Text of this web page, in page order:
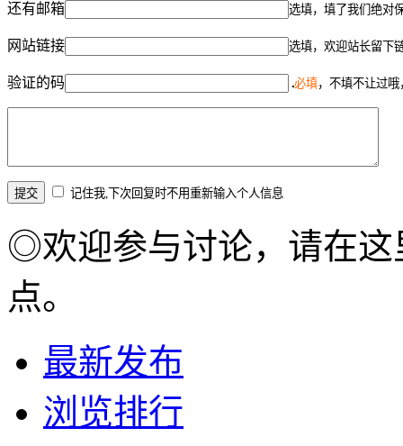
还有邮箱 选填，填了我们绝对
网站链接 选填，欢迎站长留下
验证的码 必填，不填不让过
记住我,下次回复时不用重新输入个人信息
◎欢迎参与讨论，请在这
点。
最新发布
浏览排行